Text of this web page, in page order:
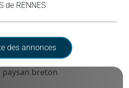
de RENNES
des annonces